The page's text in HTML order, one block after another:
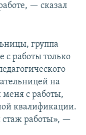
— сказал
группа
работы только
на
с работы,
квалификации.
стаж работы», —